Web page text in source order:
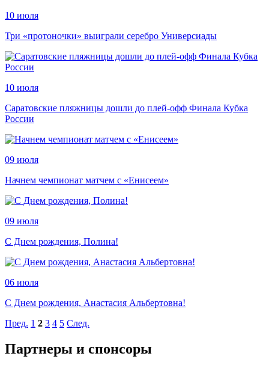
10 июля
Три «протоночки» выиграли серебро Универсиады
10 июля
Саратовские пляжницы дошли до плей-офф Финала Кубка
России
09 июля
Начнем чемпионат матчем с «Енисеем»
09 июля
С Днем рождения, Полина!
06 июля
С Днем рождения, Анастасия Альбертовна!
Пред. 1 2 3 4 5 След.
Партнеры и спонсоры